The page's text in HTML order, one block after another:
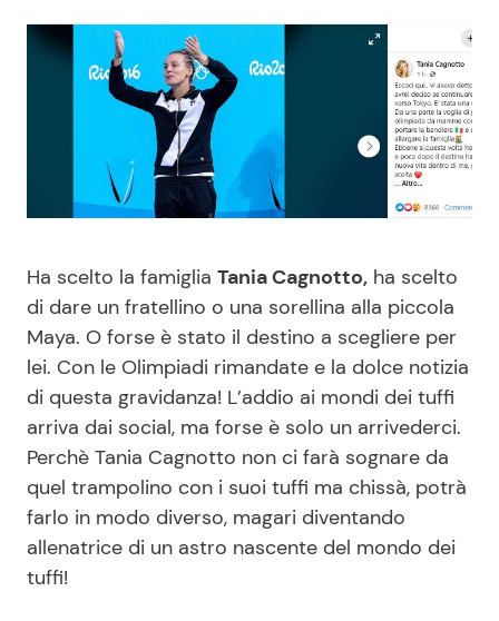
News Musica
News Spettacolo
Benessere
Moda e Style
Mondo Mamma
News benessere
Salute
Viaggi e Turismo
Festività
Cucina e Ricette
Consigli di Cucina
Dolci
Le Ricette in TV
Primi Piatti
Ricette Facili e Veloci
Ricette Feste
Ha scelto la famiglia Tania Cagnotto, ha scelto
di dare un fratellino o una sorellina alla piccola
Maya. O forse è stato il destino a scegliere per
lei. Con le Olimpiadi rimandate e la dolce notizia
di questa gravidanza! L’addio ai mondi dei tuffi
arriva dai social, ma forse è solo un arrivederci.
Perchè Tania Cagnotto non ci farà sognare da
quel trampolino con i suoi tuffi ma chissà, potrà
farlo in modo diverso, magari diventando
allenatrice di un astro nascente del mondo dei
tuffi!